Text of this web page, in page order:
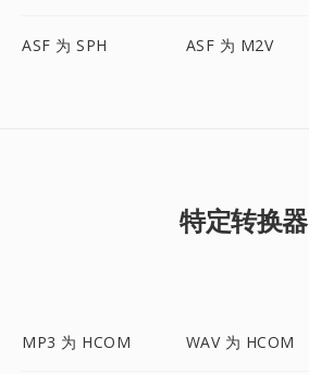
ASF 为 SPH ASF 为 M2V
特定转换器
MP3 为 HCOM WAV 为 HCOM